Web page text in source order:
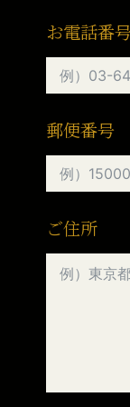
お電話番
郵便番号
ご住所